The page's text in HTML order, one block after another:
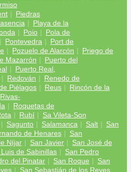
Piedras
Playa de la
Poio
Pola de
Pontevedra
Port de
Pozuelo de Alarcón
Priego de
Mazarrón
Puerto del
Puerto Real,
Redován
Renedo de
Piélagos Reus
Rincón de la
Rivas-
Roquetas de
Rubí
Sa Vileta-Son
Sagunto Salamanca Salt
San
de Henares
San
Níjar San Javier
San José de
de Sabinillas
San Pedro
del Pinatar San Roque
San
San Sebastián de los Reyes,